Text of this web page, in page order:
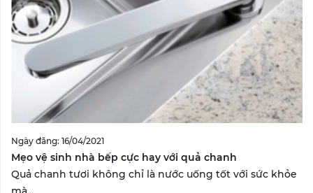
Ngày đăng: 16/04/2021
Mẹo vệ sinh nhà bếp cực hay với quả chanh
Quả chanh tươi không chỉ là nước uống tốt với sức khỏe